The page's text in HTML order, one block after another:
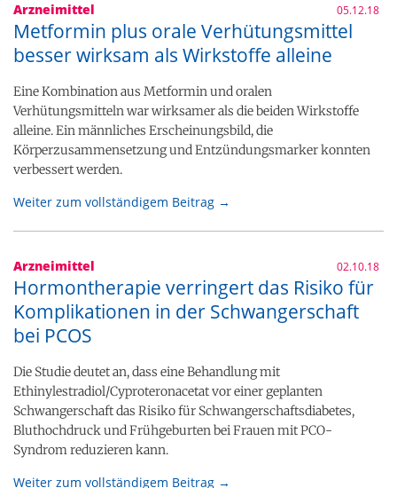
Arzneimittel 05.12.18
Metformin plus orale Verhütungsmittel
besser wirksam als Wirkstoffe alleine
Eine Kombination aus Metformin und oralen
Verhütungsmitteln war wirksamer als die beiden Wirkstoffe
alleine. Ein männliches Erscheinungsbild, die
Körperzusammensetzung und Entzündungsmarker konnten
verbessert werden.
Weiter zum vollständigem Beitrag →
Arzneimittel 02.10.18
Hormontherapie verringert das Risiko für
Komplikationen in der Schwangerschaft
bei PCOS
Die Studie deutet an, dass eine Behandlung mit
Ethinylestradiol/Cyproteronacetat vor einer geplanten
Schwangerschaft das Risiko für Schwangerschaftsdiabetes,
Bluthochdruck und Frühgeburten bei Frauen mit PCO-
Syndrom reduzieren kann.
Weiter zum vollständigem Beitrag →